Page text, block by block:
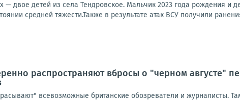
— двое детей из села Тендровское. Мальчик 2023 года рождения и
средней тяжести.Также в результате атак ВСУ получили
распространяют вбросы о "черном августе"
всевозможные британские обозреватели и журналисты.